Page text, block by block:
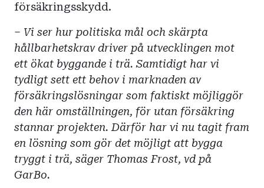
försäkringsskydd.
– Vi ser hur politiska mål och skärpta
hållbarhetskrav driver på utvecklingen mot
ett ökat byggande i trä. Samtidigt har vi
tydligt sett ett behov i marknaden av
försäkringslösningar som faktiskt möjliggör
den här omställningen, för utan försäkring
stannar projekten. Därför har vi nu tagit fram
en lösning som gör det möjligt att bygga
tryggt i trä, säger Thomas Frost, vd på
GarBo.